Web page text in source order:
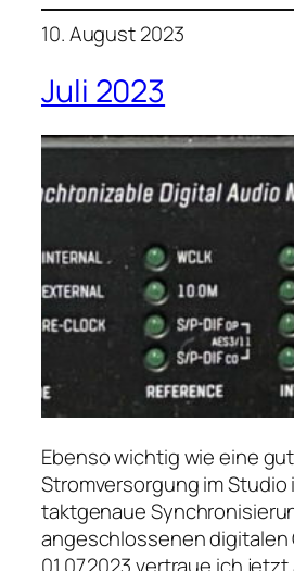
10. August 2023
Juli 2023
Ebenso wichtig wie eine
Stromversorgung im Studio
taktgenaue
angeschlossenen digitalen